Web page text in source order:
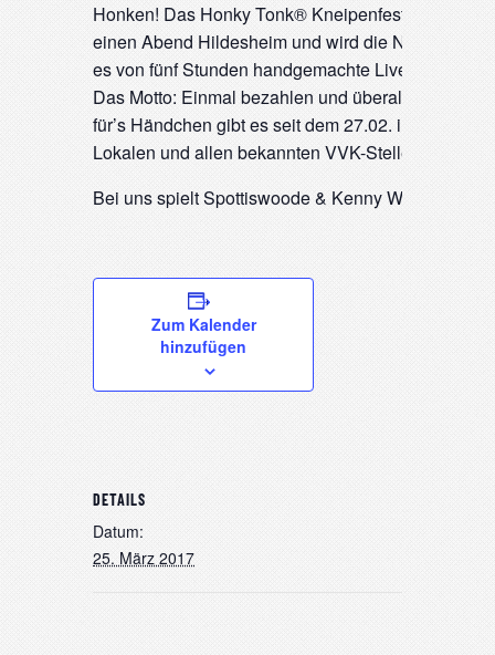
Honken! Das Honky Tonk® Kneipenfestival
einen Abend Hildesheim und wird die Nacht zum
es von fünf Stunden handgemachte Livemusik auf
Das Motto: Einmal bezahlen und überall live
für’s Händchen gibt es seit dem 27.02. im
Lokalen und allen bekannten VVK-Stellen für 13 €.
Bei uns spieltSpottiswoode & Kenny White
Zum Kalender
hinzufügen
DETAILS
Datum:
25. März 2017